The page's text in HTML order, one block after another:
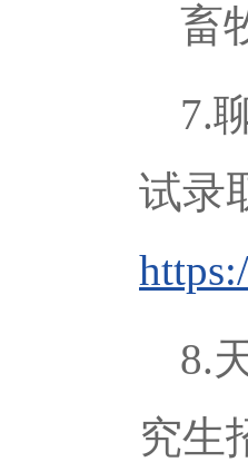
畜
7.
试录
8.
究生